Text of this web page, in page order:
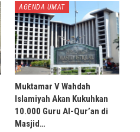
AGENDA UMAT
Muktamar V Wahdah
Islamiyah Akan Kukuhkan
10.000 Guru Al-Qur’an di
Masjid…